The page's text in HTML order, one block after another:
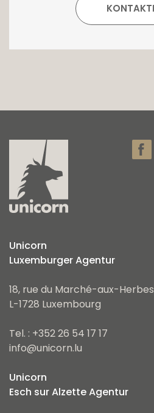
Unicorn
Luxemburger Agentur
18, rue du Marché-aux-Herbes
L-1728 Luxembourg
Tel. : +352 26 54 17 17
info@unicorn.lu
Unicorn
Esch sur Alzette Agentur